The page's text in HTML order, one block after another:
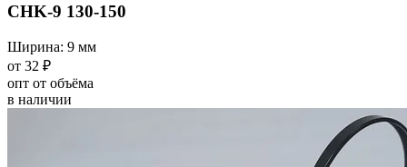
CHK-9 130-150
Ширина: 9 мм
от 32 ₽
опт от объёма
в наличии